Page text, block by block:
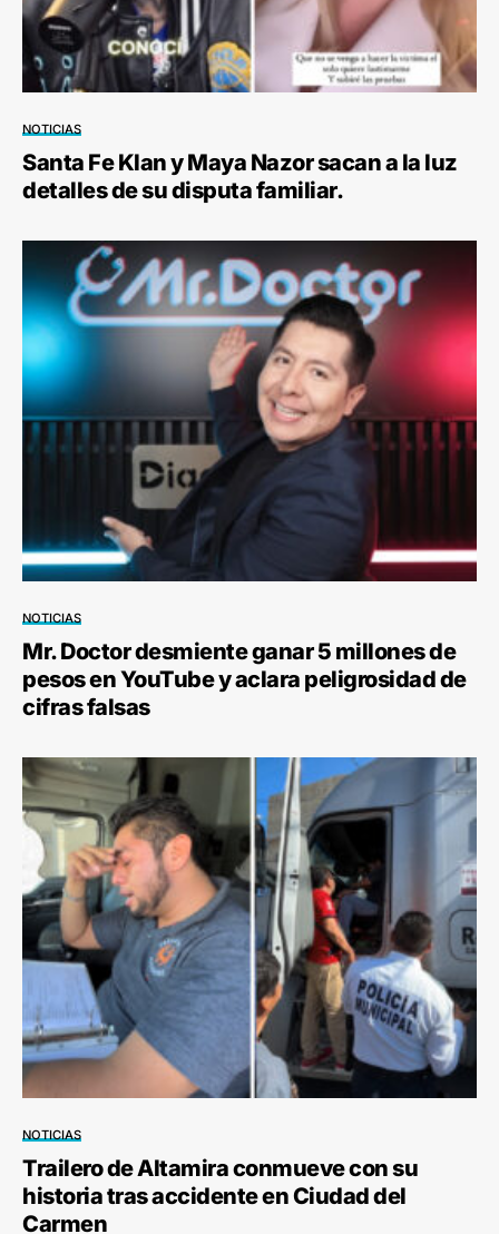
NOTICIAS
Santa Fe Klan y Maya Nazor sacan a la luz
detalles de su disputa familiar.
NOTICIAS
Mr. Doctor desmiente ganar 5 millones de
pesos en YouTube y aclara peligrosidad de
cifras falsas
NOTICIAS
Trailero de Altamira conmueve con su
historia tras accidente en Ciudad del
Carmen